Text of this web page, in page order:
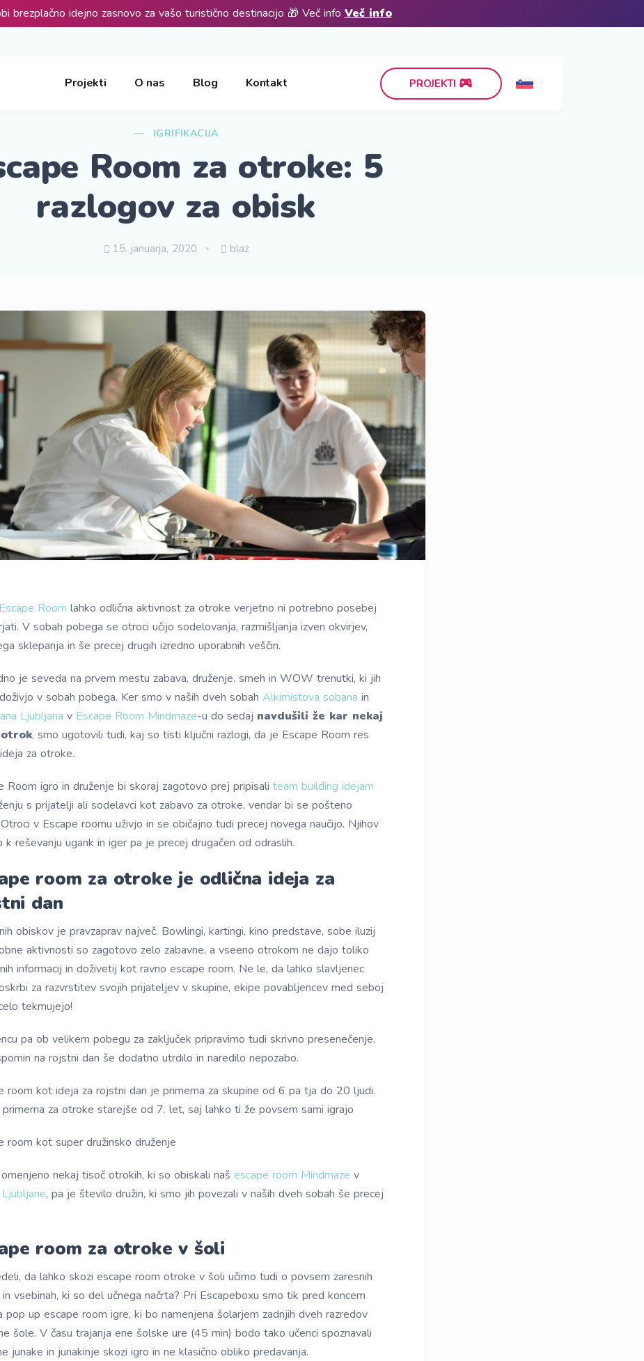
brezplačno idejno zasnovo za vašo turistično destinacijo 🎁 Več info Več info
Projekti O nas Blog Kontakt PROJEKTI
IGRIFIKACIJA
Room za otroke: 5
razlogov za obisk
15. januarja, 2020 blaz
Escape Room lahko odlična aktivnost za otroke verjetno ni potrebno posebej
V sobah pobega se otroci učijo sodelovanja, razmišljanja izven okvirjev,
sklepanja in še precej drugih izredno uporabnih veščin.
je seveda na prvem mestu zabava, druženje, smeh in WOW trenutki, ki jih
v sobah pobega. Ker smo v naših dveh sobah Alkimistova sobana in
Ljubljana v Escape Room Mindmaze-u do sedaj navdušili že kar nekaj
, smo ugotovili tudi, kaj so tisti ključni razlogi, da je Escape Room res
za otroke.
Room igro in druženje bi skoraj zagotovo prej pripisali team building idejam
s prijatelji ali sodelavci kot zabavo za otroke, vendar bi se pošteno
v Escape roomu uživjo in se običajno tudi precej novega naučijo. Njihov
k reševanju ugank in iger pa je precej drugačen od odraslih.
room za otroke je odlična ideja za
dan
obiskov je pravzaprav največ. Bowlingi, kartingi, kino predstave, sobe iluzij
aktivnosti so zagotovo zelo zabavne, a vseeno otrokom ne dajo toliko
informacij in doživetij kot ravno escape room. Ne le, da lahko slavljenec
za razvrstitev svojih prijateljev v skupine, ekipe povabljencev med seboj
tekmujejo!
pa ob velikem pobegu za zaključek pripravimo tudi skrivno presenečenje,
na rojstni dan še dodatno utrdilo in naredilo nepozabo.
room kot ideja za rojstni dan je primerna za skupine od 6 pa tja do 20 ljudi.
primerna za otroke starejše od 7. let, saj lahko ti že povsem sami igrajo
room kot super družinsko druženje
nekaj tisoč otrokih, ki so obiskali naš escape room Mindmaze v
Ljubljane, pa je število družin, ki smo jih povezali v naših dveh sobah še precej
room za otroke v šoli
da lahko skozi escape room otroke v šoli učimo tudi o povsem zaresnih
vsebinah, ki so del učnega načrta? Pri Escapeboxu smo tik pred koncem
pop up escape room igre, ki bo namenjena šolarjem zadnjih dveh razredov
šole. V času trajanja ene šolske ure (45 min) bodo tako učenci spoznavali
junake in junakinje skozi igro in ne klasično obliko predavanja.